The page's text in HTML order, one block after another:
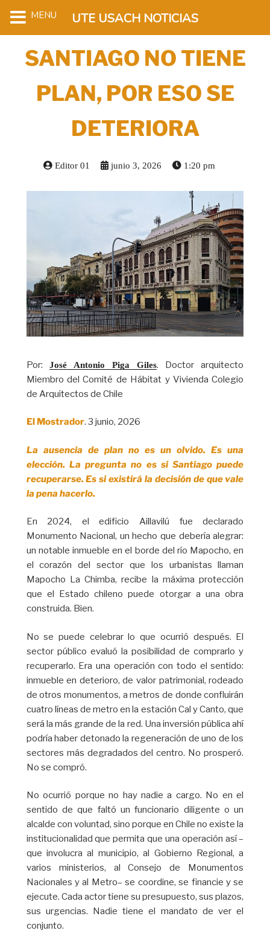
SANTIAGO NO TIENE
PLAN, POR ESO SE
DETERIORA
Editor 01 junio 3, 2026 1:20 pm
Por: José Antonio Piga Giles. Doctor arquitecto
Miembro del Comité de Hábitat y Vivienda Colegio
de Arquitectos de Chile
El Mostrador. 3 junio, 2026
La ausencia de plan no es un olvido. Es una
elección. La pregunta no es si Santiago puede
recuperarse. Es si existirá la decisión de que vale
la pena hacerlo.
En 2024, el edificio Aillavilú fue declarado
Monumento Nacional, un hecho que debería alegrar:
un notable inmueble en el borde del río Mapocho, en
el corazón del sector que los urbanistas llaman
Mapocho La Chimba, recibe la máxima protección
que el Estado chileno puede otorgar a una obra
construida. Bien.
No se puede celebrar lo que ocurrió después. El
sector público evaluó la posibilidad de comprarlo y
recuperarlo. Era una operación con todo el sentido:
inmueble en deterioro, de valor patrimonial, rodeado
de otros monumentos, a metros de donde confluirán
cuatro líneas de metro en la estación Cal y Canto, que
será la más grande de la red. Una inversión pública ahí
podría haber detonado la regeneración de uno de los
sectores más degradados del centro. No prosperó.
No se compró.
No ocurrió porque no hay nadie a cargo. No en el
sentido de que faltó un funcionario diligente o un
alcalde con voluntad, sino porque en Chile no existe la
institucionalidad que permita que una operación así –
que involucra al municipio, al Gobierno Regional, a
varios ministerios, al Consejo de Monumentos
Nacionales y al Metro– se coordine, se financie y se
ejecute. Cada actor tiene su presupuesto, sus plazos,
sus urgencias. Nadie tiene el mandato de ver el
conjunto.
MENU UTE USACH NOTICIAS